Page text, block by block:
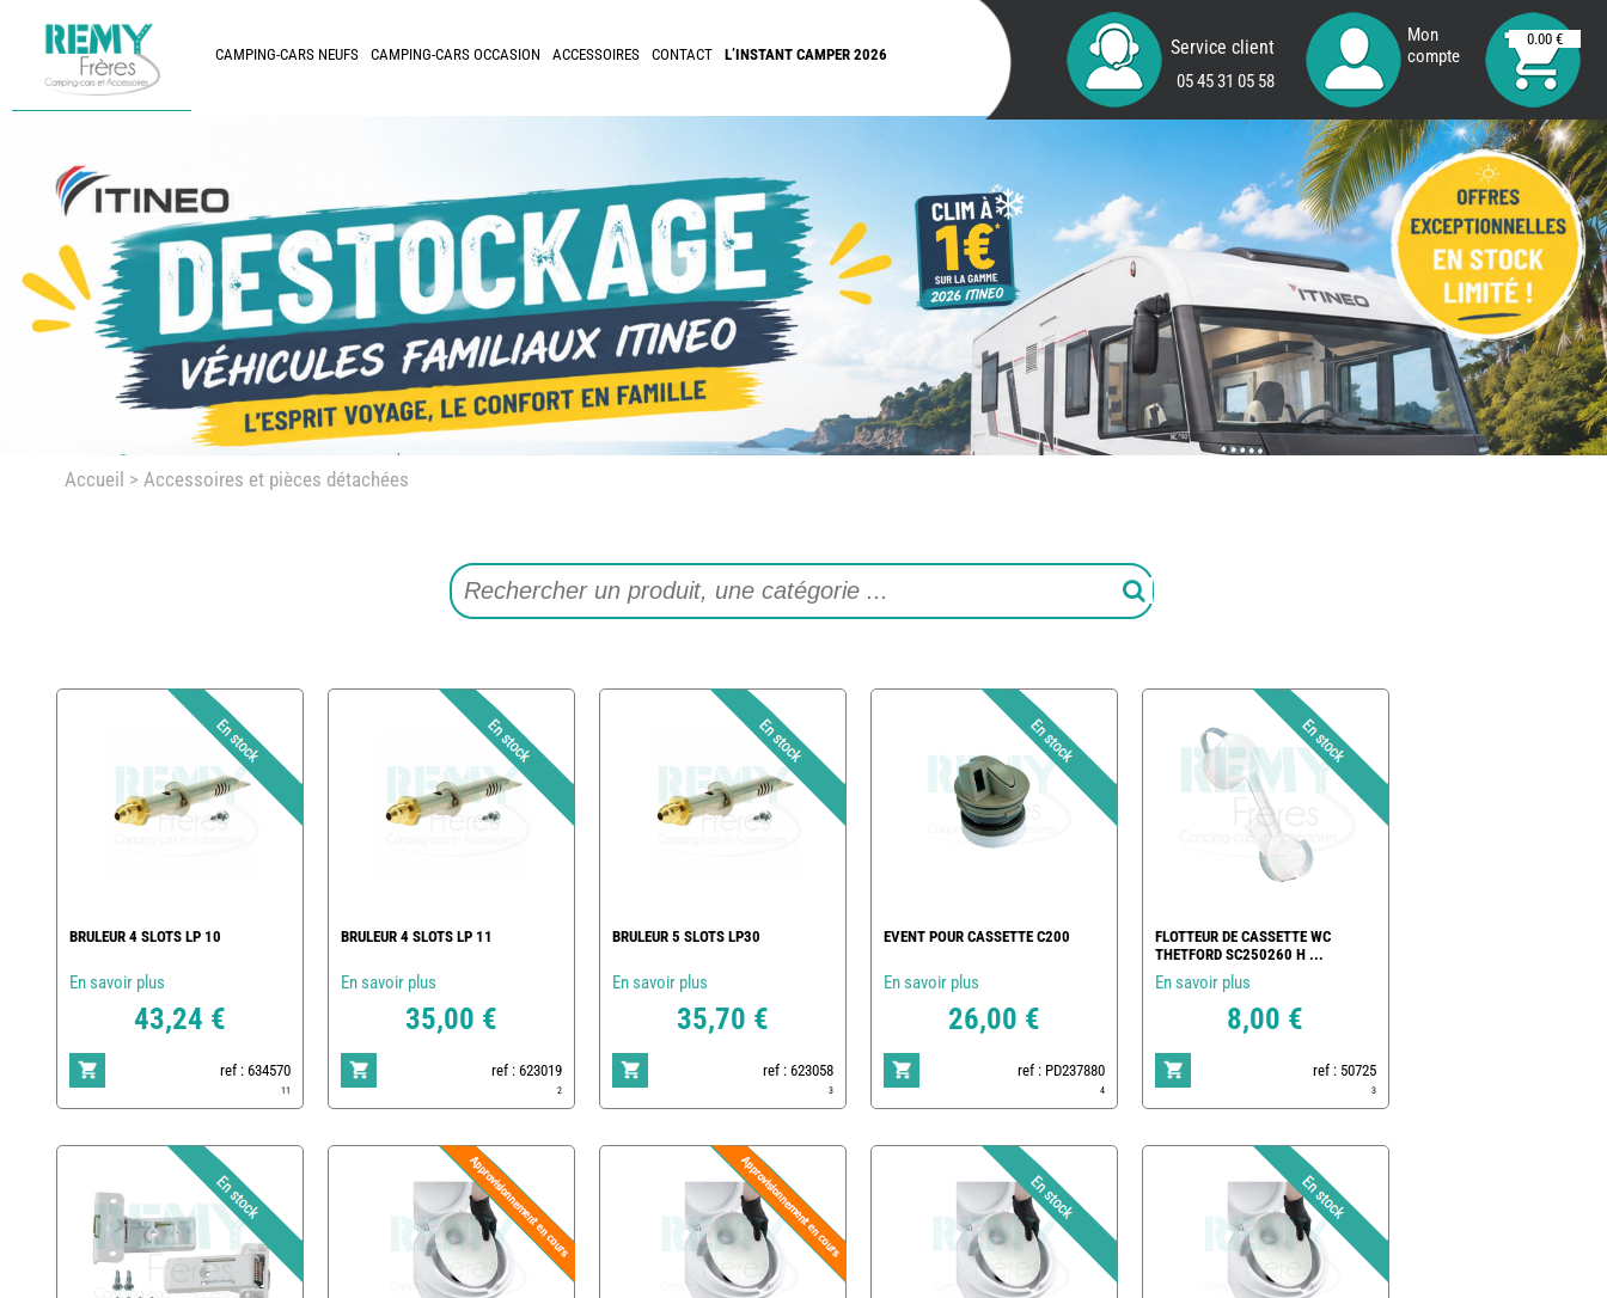
CAMPING-CARS NEUFS CAMPING-CARS OCCASION ACCESSOIRES CONTACT L’INSTANT CAMPER 2026 Service client
05 45 31 05 58
Mon
compte
0.00 €
Accueil > Accessoires et pièces détachées
BRULEUR 4 SLOTS LP 10
En savoir plus
43,24 €
ref : 634570
11
BRULEUR 4 SLOTS LP 11
En savoir plus
35,00 €
ref : 623019
2
BRULEUR 5 SLOTS LP30
En savoir plus
35,70 €
ref : 623058
3
EVENT POUR CASSETTE C200
En savoir plus
26,00 €
ref : PD237880
4
FLOTTEUR DE CASSETTE WC
THETFORD SC250260 H ...
En savoir plus
8,00 €
ref : 50725
3